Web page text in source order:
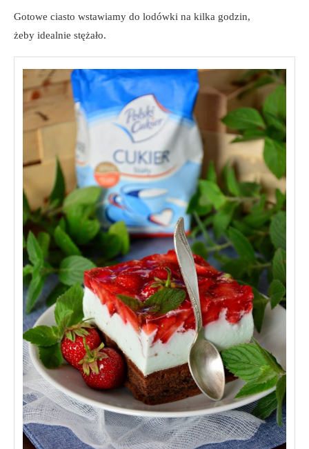
Gotowe ciasto wstawiamy do lodówki na kilka godzin,
żeby idealnie stężało.